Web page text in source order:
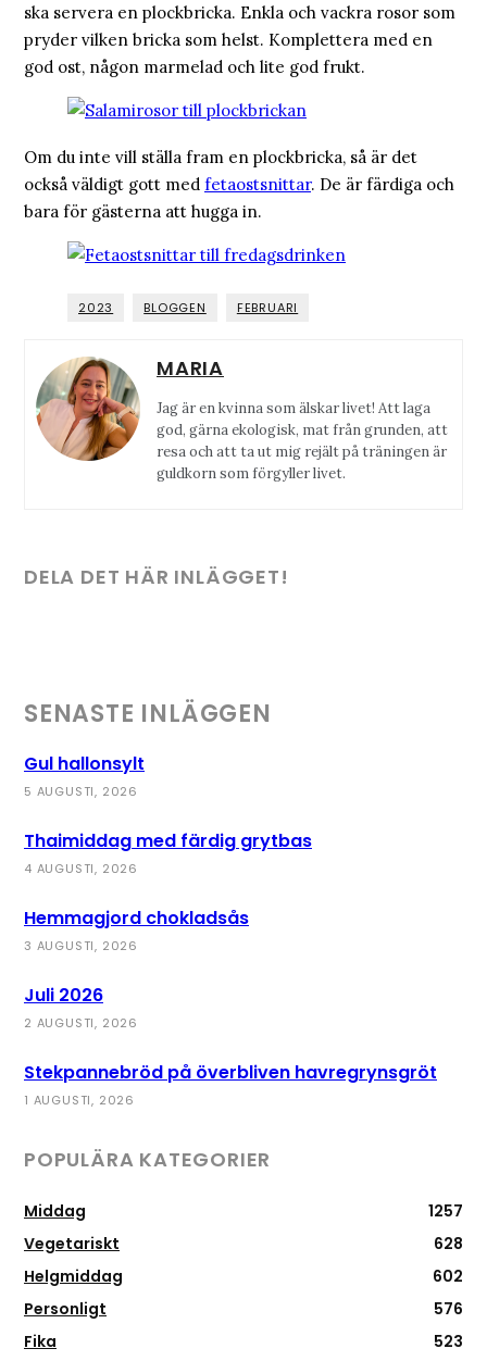
ska servera en plockbricka. Enkla och vackra rosor som
pryder vilken bricka som helst. Komplettera med en
god ost, någon marmelad och lite god frukt.
Om du inte vill ställa fram en plockbricka, så är det
också väldigt gott med fetaostsnittar. De är färdiga och
bara för gästerna att hugga in.
2023 BLOGGEN FEBRUARI
MARIA
Jag är en kvinna som älskar livet! Att laga
god, gärna ekologisk, mat från grunden, att
resa och att ta ut mig rejält på träningen är
guldkorn som förgyller livet.
DELA DET HÄR INLÄGGET!
SENASTE INLÄGGEN
Gul hallonsylt
5 AUGUSTI, 2026
Thaimiddag med färdig grytbas
4 AUGUSTI, 2026
Hemmagjord chokladsås
3 AUGUSTI, 2026
Juli 2026
2 AUGUSTI, 2026
Stekpannebröd på överbliven havregrynsgröt
1 AUGUSTI, 2026
POPULÄRA KATEGORIER
Middag
1257
Vegetariskt
628
Helgmiddag
602
Personligt
576
Fika
523